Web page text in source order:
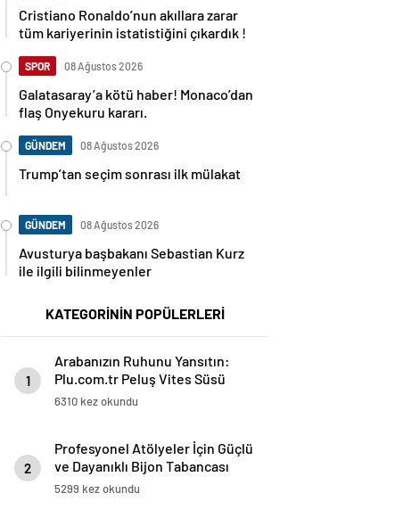
Cristiano Ronaldo’nun akıllara zarar
tüm kariyerinin istatistiğini çıkardık !
SPOR 08 Ağustos 2026
Galatasaray’a kötü haber! Monaco’dan
flaş Onyekuru kararı.
GÜNDEM 08 Ağustos 2026
Trump’tan seçim sonrası ilk mülakat
GÜNDEM 08 Ağustos 2026
Avusturya başbakanı Sebastian Kurz
ile ilgili bilinmeyenler
KATEGORİNİN POPÜLERLERİ
1
Arabanızın Ruhunu Yansıtın:
Plu.com.tr Peluş Vites Süsü
Modelleri
6310 kez okundu
2
Profesyonel Atölyeler İçin Güçlü
ve Dayanıklı Bijon Tabancası
Çözümleri
5299 kez okundu